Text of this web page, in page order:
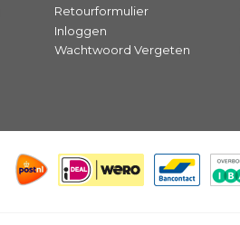
Retourformulier
Inloggen
Wachtwoord Vergeten